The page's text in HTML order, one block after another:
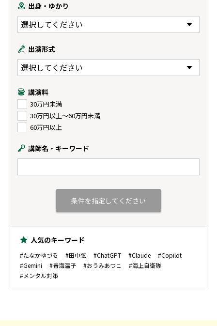
出身・ゆかり
出演形式
講演料
30万円未満
30万円以上〜60万円未満
60万円以上
講師名・キーワード
人気のキーワード
#たなかゆづる #田中弦 #ChatGPT #Claude
#Copilot
#Gemini
#青海温子 #おうみあつこ
#海上自衛隊
#メンタル対策